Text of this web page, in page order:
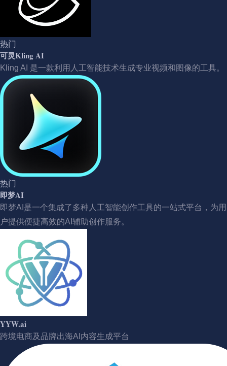
热门
可灵Kling AI
Kling AI 是一款利用人工智能技术生成专业视频和图像的工具。
热门
即梦AI
即梦AI是一个集成了多种人工智能创作工具的一站式平台，为用
户提供便捷高效的AI辅助创作服务。
YYW.ai
跨境电商及品牌出海AI内容生成平台